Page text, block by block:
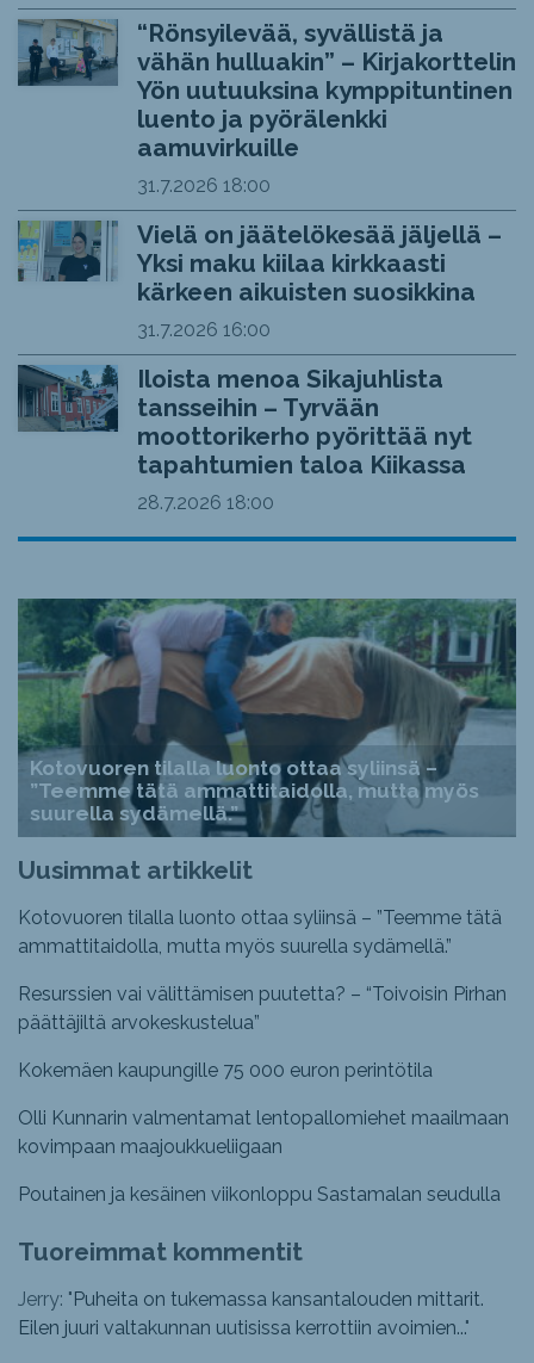
“Rönsyilevää, syvällistä ja
vähän hulluakin” – Kirjakorttelin
Yön uutuuksina kymppituntinen
luento ja pyörälenkki
aamuvirkuille
31.7.2026 18:00
Vielä on jäätelökesää jäljellä –
Yksi maku kiilaa kirkkaasti
kärkeen aikuisten suosikkina
31.7.2026 16:00
Iloista menoa Sikajuhlista
tansseihin – Tyrvään
moottorikerho pyörittää nyt
tapahtumien taloa Kiikassa
28.7.2026 18:00
Kotovuoren tilalla luonto ottaa syliinsä –
”Teemme tätä ammattitaidolla, mutta myös
suurella sydämellä.”
Uusimmat artikkelit
Kotovuoren tilalla luonto ottaa syliinsä – ”Teemme tätä
ammattitaidolla, mutta myös suurella sydämellä.”
Resurssien vai välittämisen puutetta? – “Toivoisin Pirhan
päättäjiltä arvokeskustelua”
Kokemäen kaupungille 75 000 euron perintötila
Olli Kunnarin valmentamat lentopallomiehet maailmaan
kovimpaan maajoukkueliigaan
Poutainen ja kesäinen viikonloppu Sastamalan seudulla
Tuoreimmat kommentit
Jerry: "Puheita on tukemassa kansantalouden mittarit.
Eilen juuri valtakunnan uutisissa kerrottiin avoimien..."